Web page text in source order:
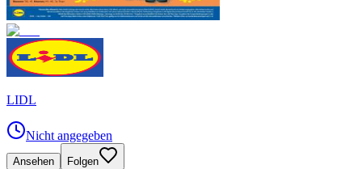
LIDL
Nicht angegeben
Ansehen Folgen